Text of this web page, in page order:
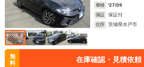
車検
'27/09
保証
保証付
住所
茨城県水戸市
無
料
在庫確認・見積依頼